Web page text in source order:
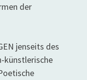
der
jenseits des
künstlerische